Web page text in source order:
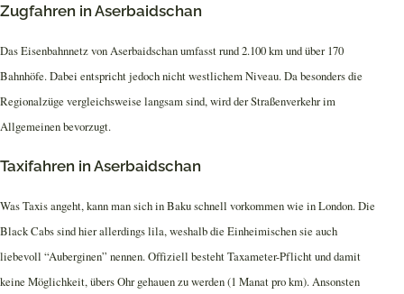
Zugfahren in Aserbaidschan
Das Eisenbahnnetz von Aserbaidschan umfasst rund 2.100 km und über 170
Bahnhöfe. Dabei entspricht jedoch nicht westlichem Niveau. Da besonders die
Regionalzüge vergleichsweise langsam sind, wird der Straßenverkehr im
Allgemeinen bevorzugt.
Taxifahren in Aserbaidschan
Was Taxis angeht, kann man sich in Baku schnell vorkommen wie in London. Die
Black Cabs sind hier allerdings lila, weshalb die Einheimischen sie auch
liebevoll “Auberginen” nennen. Offiziell besteht Taxameter-Pflicht und damit
keine Möglichkeit, übers Ohr gehauen zu werden (1 Manat pro km). Ansonsten